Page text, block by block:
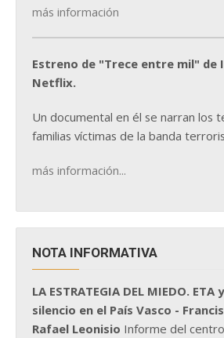
más información
Estreno de "Trece entre mil" de
Netflix.
Un documental en él se narran los
familias víctimas de la banda
más información...
NOTA INFORMATIVA
LA ESTRATEGIA DEL MIEDO.
silencio en el País Vasco -
Rafael Leonisio Informe del